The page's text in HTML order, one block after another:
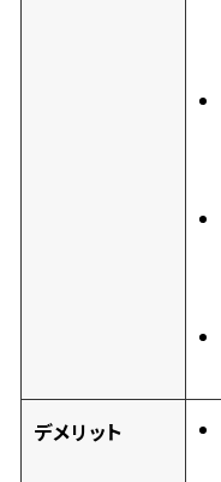
デメリット